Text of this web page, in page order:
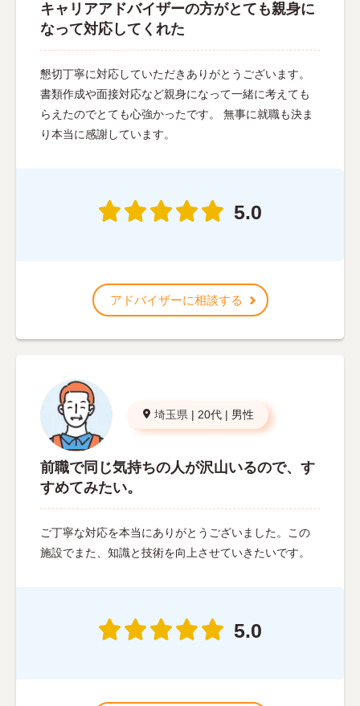
キャリアアドバイザーの方がとても親身に
なって対応してくれた
懇切丁寧に対応していただきありがとうございます。
書類作成や面接対応など親身になって一緒に考えても
らえたのでとても心強かったです。 無事に就職も決ま
り本当に感謝しています。
5.0
アドバイザーに相談する
埼玉県 | 20代 | 男性
前職で同じ気持ちの人が沢山いるので、す
すめてみたい。
ご丁寧な対応を本当にありがとうございました。この
施設でまた、知識と技術を向上させていきたいです。
5.0